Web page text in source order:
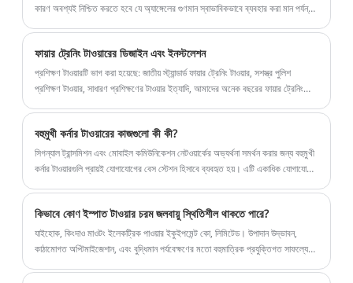
কারণ অবশ্যই নিশ্চিত করতে হবে যে অ্যাঙ্গেলের গুণমান স্বাভাবিকভাবে ব্যবহার করা মান পর্যন্ত
ফায়ার ট্রেনিং টাওয়ারের ডিজাইন এবং ইনস্টলেশন
প্রশিক্ষণ টাওয়ারটি ভাগ করা হয়েছে: জাতীয় স্ট্যান্ডার্ড ফায়ার ট্রেনিং টাওয়ার, সশস্ত্র পুলিশ
প্রশিক্ষণ টাওয়ার, সাধারণ প্রশিক্ষণের টাওয়ার ইত্যাদি, আমাদের অনেক বছরের ফায়ার ট্রেনিং
বহুমুখী কর্নার টাওয়ারের কাজগুলো কী কী?
সিগন্যাল ট্রান্সমিশন এবং মোবাইল কমিউনিকেশন নেটওয়ার্কের অভ্যর্থনা সমর্থন করার জন্য বহুমুখী
কর্নার টাওয়ারগুলি প্রায়ই যোগাযোগের বেস স্টেশন হিসাবে ব্যবহৃত হয়। এটি একাধিক যোগাযোগ
কিভাবে কোণ ইস্পাত টাওয়ার চরম জলবায়ু স্থিতিশীল থাকতে পারে?
যাইহোক, কিংদাও মাওটং ইলেকট্রিক পাওয়ার ইকুইপমেন্ট কো, লিমিটেড। উপাদান উদ্ভাবন,
কাঠামোগত অপ্টিমাইজেশান, এবং বুদ্ধিমান পর্যবেক্ষণের মতো বহুমাত্রিক প্রযুক্তিগত সাফল্যের